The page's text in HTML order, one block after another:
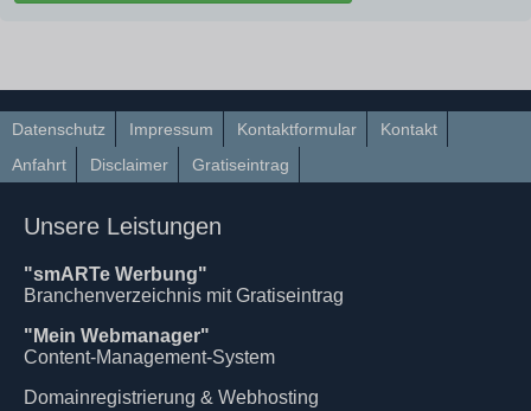
Datenschutz Impressum Kontaktformular
Kontakt
Anfahrt
Disclaimer Gratiseintrag
Unsere Leistungen
"smARTe Werbung"
Branchenverzeichnis mit Gratiseintrag
"Mein Webmanager"
Content-Management-System
Domainregistrierung & Webhosting